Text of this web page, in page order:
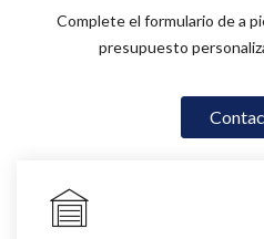
‌Complete el formulario de a
presupuesto